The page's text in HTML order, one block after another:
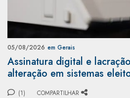
05/08/2026 em Gerais
Assinatura digital e
alteração em sistemas
(1) COMPARTILHAR